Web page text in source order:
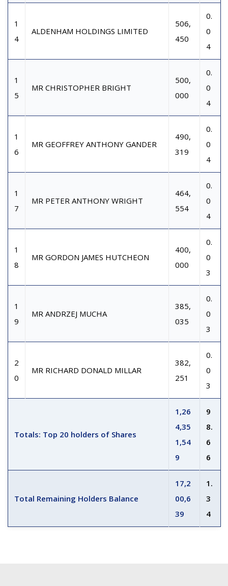
1
4
ALDENHAM HOLDINGS LIMITED
506,
450
0.
0
4
1
5
MR CHRISTOPHER BRIGHT
500,
000
0.
0
4
1
6
MR GEOFFREY ANTHONY GANDER
490,
319
0.
0
4
1
7
MR PETER ANTHONY WRIGHT
464,
554
0.
0
4
1
8
MR GORDON JAMES HUTCHEON
400,
000
0.
0
3
1
9
MR ANDRZEJ MUCHA
385,
035
0.
0
3
2
0
MR RICHARD DONALD MILLAR
382,
251
0.
0
3
Totals: Top 20 holders of Shares
1,26
4,35
1,54
9
9
8.
6
6
Total Remaining Holders Balance
17,2
00,6
39
1.
3
4